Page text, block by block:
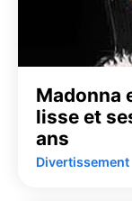
Madonna
lisse et
ans
Divertissement